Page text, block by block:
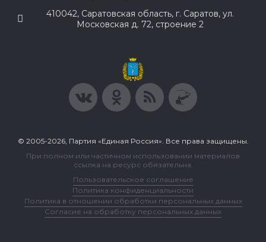
410042, Саратовская область, г. Саратов, ул.
Московская д. 72, строение 2
© 2005-2026, Партия «Единая Россия». Все права защищены.
При полном или частичном использовании материалов
ссылка на ресурс обязательна.
Пользовательское соглашение
Политика конфиденциальности
Политика в отношении обработки персональных данных
Согласие на обработку персональных данных